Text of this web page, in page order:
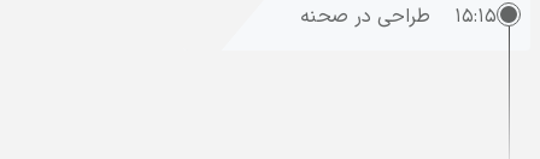
۱۵:۱۵ طراحی در صحنه